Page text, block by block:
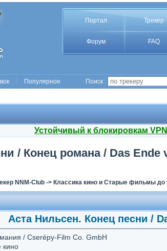
Портал Трекер
Форум FAQ
Популярное Поиск :
Устойчивый к блокировкам
/ Конец романа / Das Ende
NNM-Club-> Классика кино и Старые фильмы до
Аста Нильсен. Конец песни /
/ Cserépy-Film Co. GmbH
кино